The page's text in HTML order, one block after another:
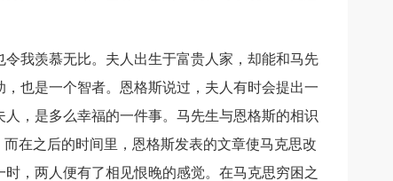
我羡慕无比。夫人出生于富贵人家，却能和马先
也是一个智者。恩格斯说过，夫人有时会提出一
，是多么幸福的一件事。马先生与恩格斯的相识
在之后的时间里，恩格斯发表的文章使马克思改
，两人便有了相见恨晚的感觉。在马克思穷困之